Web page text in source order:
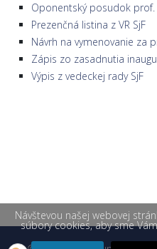
Oponentský posudok prof.
Prezenčná listina z VR SjF
Návrh na vymenovanie za
Zápis zo zasadnutia
Výpis z vedeckej rady SjF
Návštevou našej webovej
súbory cookies, aby sme